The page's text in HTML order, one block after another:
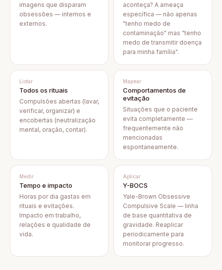
imagens que disparam
obsessões — internos e
externos.
aconteça? A ameaça
específica — não apenas
"tenho medo de
contaminação" mas "tenho
medo de transmitir doença
para minha família".
Listar
Todos os rituais
Compulsões abertas (lavar,
verificar, organizar) e
encobertas (neutralização
mental, oração, contar).
Mapear
Comportamentos de
evitação
Situações que o paciente
evita completamente —
frequentemente não
mencionadas
espontaneamente.
Medir
Tempo e impacto
Horas por dia gastas em
rituais e evitações.
Impacto em trabalho,
relações e qualidade de
vida.
Aplicar
Y-BOCS
Yale-Brown Obsessive
Compulsive Scale — linha
de base quantitativa de
gravidade. Reaplicar
periodicamente para
monitorar progresso.